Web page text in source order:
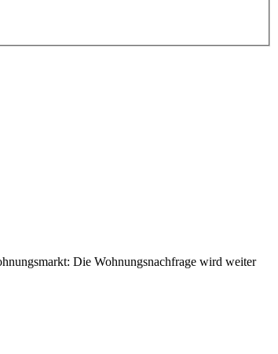
Die Wohnungsnachfrage wird weiter